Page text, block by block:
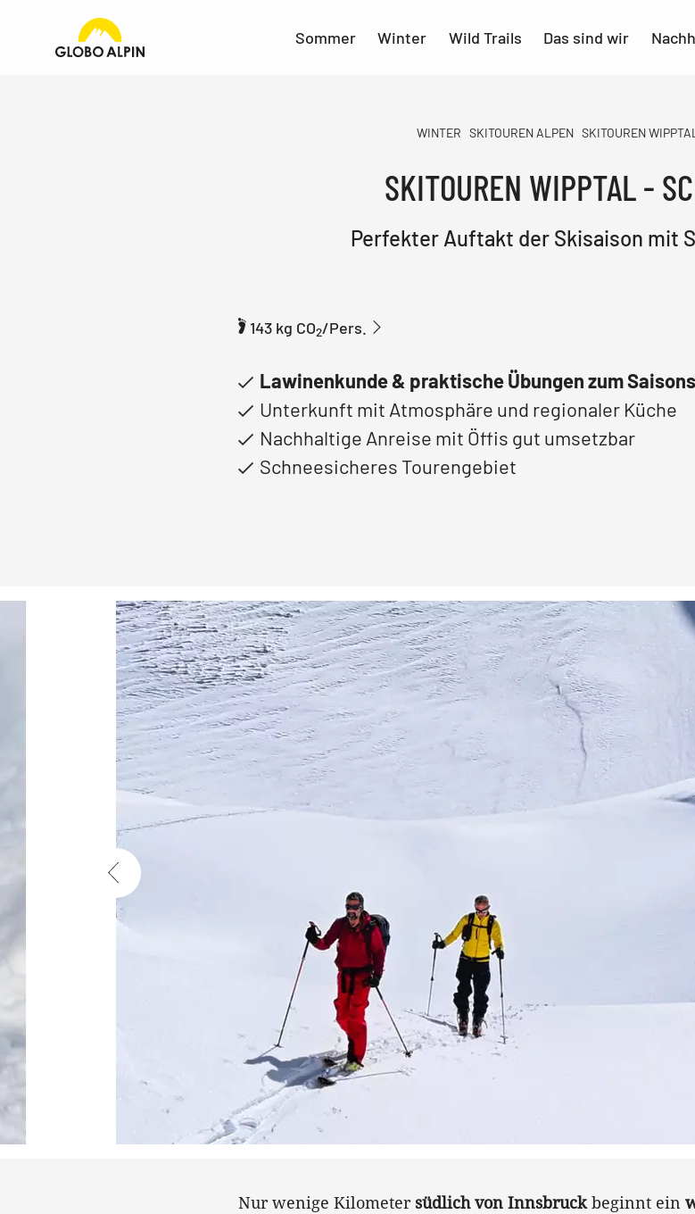
Sommer Winter Wild Trails Das sind wir
WINTER SKITOUREN ALPEN SKITOUREN
SKITOUREN WIPPTAL -
Perfekter Auftakt der Skisaison mit
143 kg CO2/Pers.
Lawinenkunde & praktische Übungen zum
Unterkunft mit Atmosphäre und regionaler Küche
Nachhaltige Anreise mit Öffis gut umsetzbar
Schneesicheres Tourengebiet
Nur wenige Kilometersüdlich von Innsbruckbeginnt ein